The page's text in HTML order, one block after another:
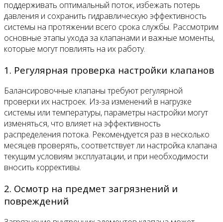
поддерживать оптимальный поток, избежать потерь
давления и сохранить гидравлическую эффективность
системы на протяжении всего срока службы. Рассмотрим
основные этапы ухода за клапанами и важные моменты,
которые могут повлиять на их работу.
1. Регулярная проверка настройки клапанов
Балансировочные клапаны требуют регулярной
проверки их настроек. Из-за изменений в нагрузке
системы или температуры, параметры настройки могут
изменяться, что влияет на эффективность
распределения потока. Рекомендуется раз в несколько
месяцев проверять, соответствует ли настройка клапана
текущим условиям эксплуатации, и при необходимости
вносить коррективы.
2. Осмотр на предмет загрязнений и
повреждений